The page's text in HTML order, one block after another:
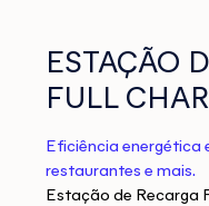
ESTAÇÃO
FULL
Eficiência energética
restaurantes e mais.
Estação de Recarga